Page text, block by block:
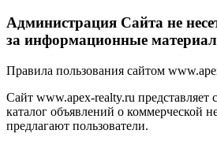
Администрация Сайта не
за информационные
Правила пользования сайтом
Сайт www.apex-realty.ru представляет
каталог объявлений о коммерческой
предлагают пользователи.